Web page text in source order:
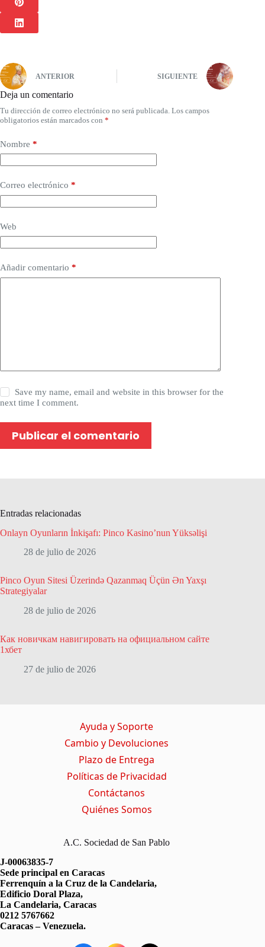
ANTERIOR SIGUIENTE
Deja un comentario
Tu dirección de correo electrónico no será publicada. Los campos
obligatorios están marcados con *
Nombre *
Correo electrónico *
Web
Añadir comentario *
Save my name, email and website in this browser for the
next time I comment.
Publicar el comentario
Entradas relacionadas
Onlayn Oyunların İnkişafı: Pinco Kasino’nun Yüksəlişi
28 de julio de 2026
Pinco Oyun Sitesi Üzerində Qazanmaq Üçün Ən Yaxşı
Strategiyalar
28 de julio de 2026
Как новичкам навигировать на официальном сайте
1хбет
27 de julio de 2026
Ayuda y Soporte
Cambio y Devoluciones
Plazo de Entrega
Políticas de Privacidad
Contáctanos
Quiénes Somos
A.C. Sociedad de San Pablo
J-00063835-7
Sede principal en Caracas
Ferrenquín a la Cruz de la Candelaria,
Edificio Doral Plaza,
La Candelaria, Caracas
0212 5767662
Caracas – Venezuela.